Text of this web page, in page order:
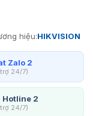
hiệu:HIKVISION
Zalo 2
24/7)
Hotline 2
24/7)